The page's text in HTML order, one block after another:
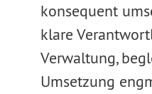
konsequent
klare
Verwaltung,
Umsetzung